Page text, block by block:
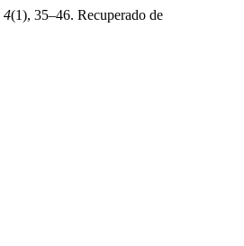
4(1), 35–46. Recuperado de